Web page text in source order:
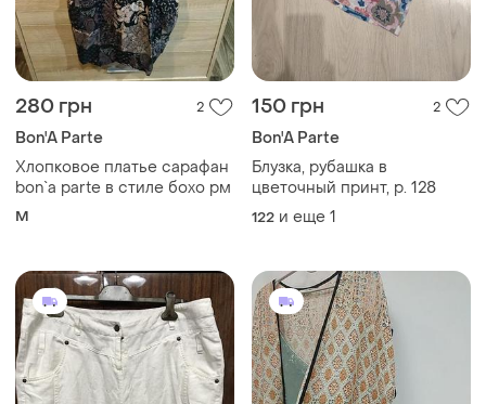
280 грн 2
Bon'A Parte
Хлопковое платье сарафан
bon`a parte в стиле бохо рм
M
150 грн 2
Bon'A Parte
Блузка, рубашка в
цветочный принт, р. 128
122 и еще 1